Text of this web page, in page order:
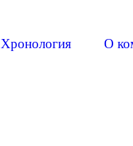
Хронология О